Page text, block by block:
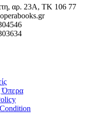
αρ. 23Α, ΤΚ 106 77
Όπερα